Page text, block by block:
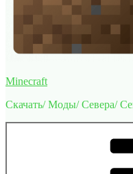
Minecraft
Скачать/ Моды/ Севера/